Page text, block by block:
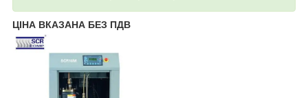
ЦІНА ВКАЗАНА БЕЗ ПДВ